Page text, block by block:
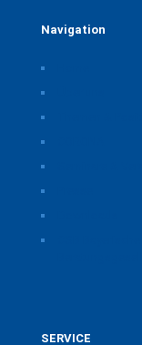
Navigation
SERVICE